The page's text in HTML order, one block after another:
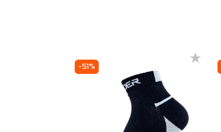
-51%